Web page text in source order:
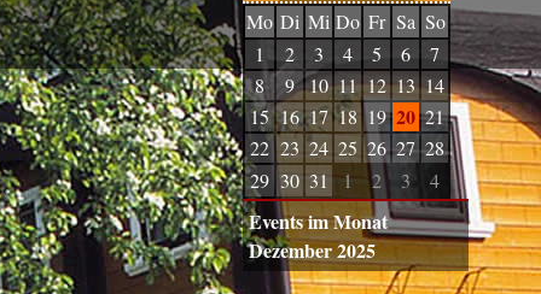
Mo Di Mi Do Fr Sa So
1
2 3 4 5 6
7
8
9 10 11 12 13 14
15 16 17 18 19 20 21
22 23 24 25 26 27 28
29 30 31 1 2 3 4
Events im Monat
Dezember 2025